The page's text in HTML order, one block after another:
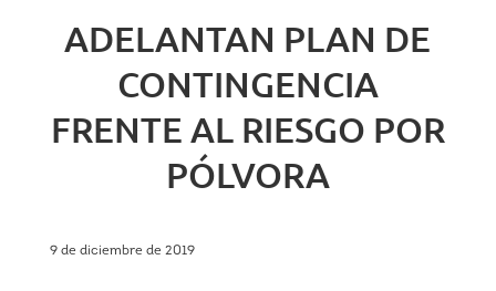
ADELANTAN PLAN DE
CONTINGENCIA
FRENTE AL RIESGO POR
PÓLVORA
9 de diciembre de 2019